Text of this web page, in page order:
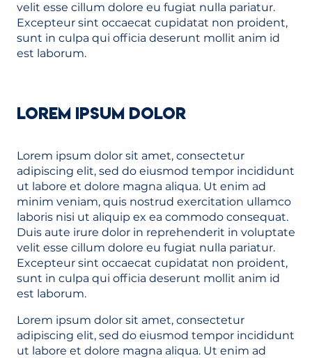
velit esse cillum dolore eu fugiat nulla pariatur.
Excepteur sint occaecat cupidatat non proident,
sunt in culpa qui officia deserunt mollit anim id
est laborum.
LOREM IPSUM DOLOR
Lorem ipsum dolor sit amet, consectetur
adipiscing elit, sed do eiusmod tempor incididunt
ut labore et dolore magna aliqua. Ut enim ad
minim veniam, quis nostrud exercitation ullamco
laboris nisi ut aliquip ex ea commodo consequat.
Duis aute irure dolor in reprehenderit in voluptate
velit esse cillum dolore eu fugiat nulla pariatur.
Excepteur sint occaecat cupidatat non proident,
sunt in culpa qui officia deserunt mollit anim id
est laborum.
Lorem ipsum dolor sit amet, consectetur
adipiscing elit, sed do eiusmod tempor incididunt
ut labore et dolore magna aliqua. Ut enim ad